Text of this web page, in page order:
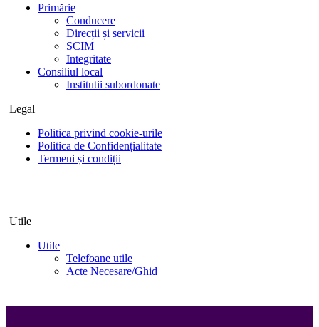
Primărie
Conducere
Direcții și servicii
SCIM
Integritate
Consiliul local
Institutii subordonate
Legal
Politica privind cookie-urile
Politica de Confidențialitate
Termeni și condiții
Utile
Utile
Telefoane utile
Acte Necesare/Ghid